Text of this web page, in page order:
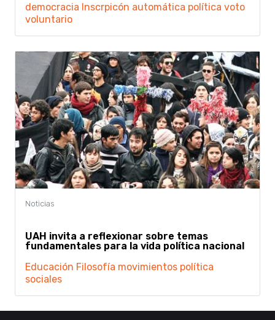
democracia Inscrpicón automática política voto
voluntario
UAH invita a reflexionar sobre temas
fundamentales para la vida política nacional
Educación Filosofía movimientos política
sociales